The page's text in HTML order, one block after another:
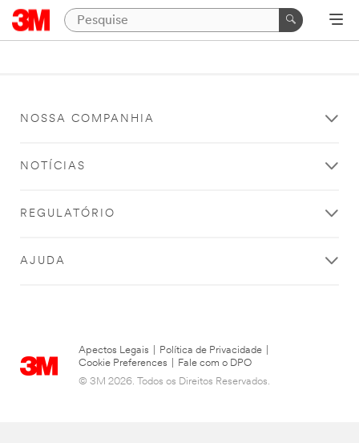
NOSSA COMPANHIA
NOTÍCIAS
REGULATÓRIO
AJUDA
Apectos Legais Política de Privacidade
Cookie Preferences
Fale com o DPO
© 3M 2026. Todos os Direitos Reservados.